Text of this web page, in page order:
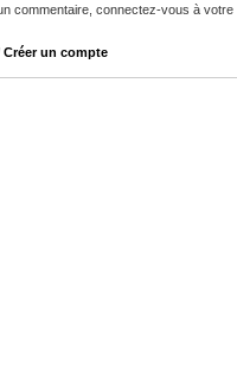
commentaire, connectez-vous à votre
un compte